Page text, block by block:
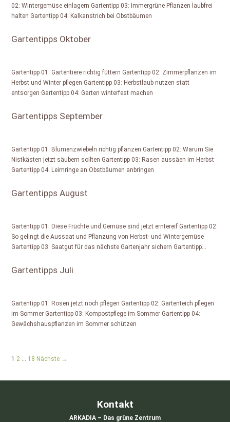
02: Wintergemüse einlagern Gartentipp 03: Immergrüne Pflanzen laubfrei
halten Gartentipp 04: Kalkanstrich bei Obstbäumen
Gartentipps Oktober
Gartentipp 01: Gartentiere richtig füttern Gartentipp 02: Zimmerpflanzen im
Herbst und Winter pflegen Gartentipp 03: Herbstlaub nutzen statt
entsorgen Gartentipp 04: Garten winterfest machen
Gartentipps September
Gartentipp 01: Blumenzwiebeln richtig pflanzen Gartentipp 02: Warum Sie
Nistkästen jetzt säubern sollten Gartentipp 03: Rasen aussäen im Herbst
Gartentipp 04: Leimringe an Obstbäumen anbringen
Gartentipps August
Gartentipp 01: Diese Früchte und Gemüse sind jetzt erntereif Gartentipp 02:
So gelingt die Aussaat und Pflanzung von Herbst- und Wintergemüse
Gartentipp 03: Saatgut für das nächste Gartenjahr sichern Gartentipp…
Gartentipps Juli
Gartentipp 01: Rosen jetzt noch pflegen Gartentipp 02: Gartenteich pflegen
im Sommer Gartentipp 03: Kompostpflege im Sommer Gartentipp 04:
Gewächshauspflanzen im Sommer schützen
1 2 18 Nächste →
Kontakt
ARKADIA – Das grüne Zentrum